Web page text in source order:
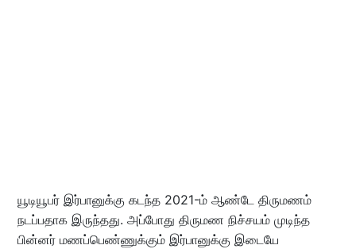
யூடியூபர் இர்பானுக்கு கடந்த 2021-ம் ஆண்டே திருமணம்
நடப்பதாக இருந்தது. அப்போது திருமண நிச்சயம் முடிந்த
பின்னர் மணப்பெண்ணுக்கும் இர்பானுக்கு இடையே